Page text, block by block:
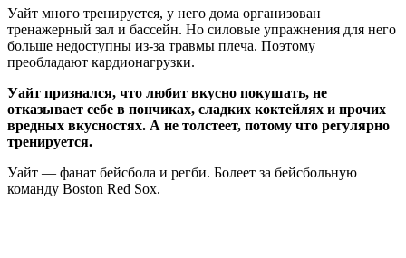
Уайт много тренируется, у него дома организован
тренажерный зал и бассейн. Но силовые упражнения для него
больше недоступны из-за травмы плеча. Поэтому
преобладают кардионагрузки.
Уайт признался, что любит вкусно покушать, не
отказывает себе в пончиках, сладких коктейлях и прочих
вредных вкусностях. А не толстеет, потому что регулярно
тренируется.
Уайт — фанат бейсбола и регби. Болеет за бейсбольную
команду Boston Red Sox.